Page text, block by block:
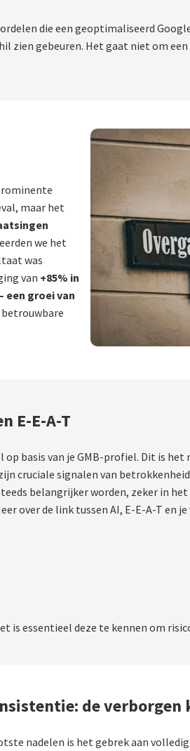
die een geoptimaliseerd
zien gebeuren. Het gaat niet om
maar het
we het
was
van +85% in
een groei van
E-E-A-T
basis van je GMB-profiel. Dit is
cruciale signalen van
belangrijker worden, zeker in
over de link tussen AI, E-E-A-T en
essentieel deze te kennen om
de verborgen
nadelen is het gebrek aan